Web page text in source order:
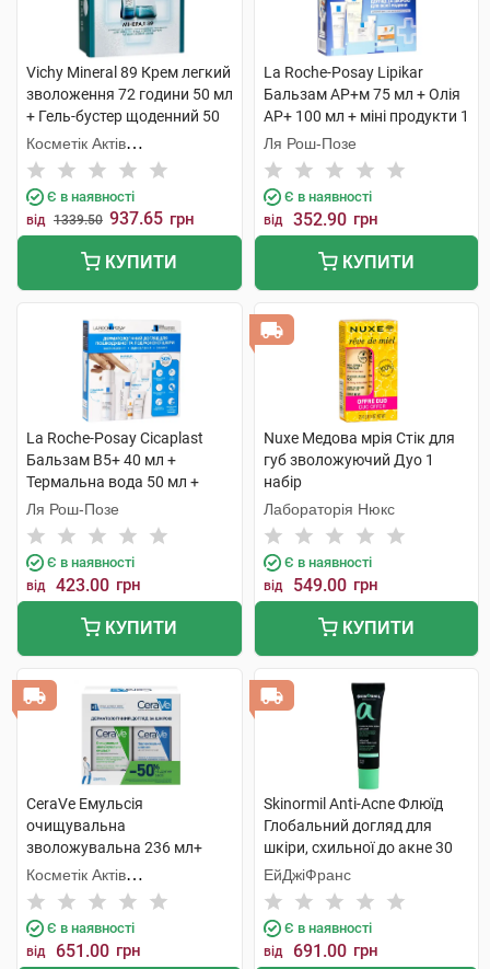
Vichy Mineral 89 Крем легкий
зволоження 72 години 50 мл
+ Гель-бустер щоденний 50
мл 1 набір
Косметік Актів
Інтернаціональ
Є в наявності
від 1339.50 937.65 грн
КУПИТИ
La Roche-Posay Lipikar
Бальзам AP+м 75 мл + Олія
AP+ 100 мл + міні продукти 1
набір
Ля Рош-Позе
Є в наявності
від 352.90 грн
КУПИТИ
La Roche-Posay Cicaplast
Бальзам B5+ 40 мл +
Термальна вода 50 мл +
Lipikar Syndet AP+ Крем-гель
15 мл + AntheliosUVA 400 1
набір
Ля Рош-Позе
Є в наявності
від 423.00 грн
КУПИТИ
Nuxe Медова мрія Стік для
губ зволожуючий Дуо 1
набір
Лабораторія Нюкс
Є в наявності
від 549.00 грн
КУПИТИ
CeraVe Емульсія
очищувальна
зволожувальна 236 мл+
молочко зволожувальне
236 мл 1 набір
Косметік Актів
Інтернаціональ
Є в наявності
від 651.00 грн
Skinormil Anti-Acne Флюїд
Глобальний догляд для
шкіри, схильної до акне 30
мл 1 туба
ЕйДжіФранс
Є в наявності
від 691.00 грн